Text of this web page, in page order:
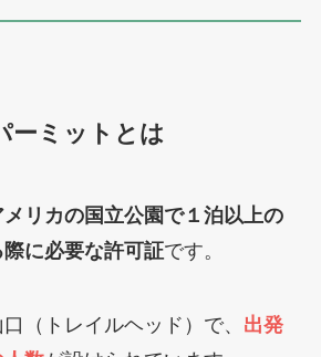
ーミットとは
メリカの国立公園で１泊以上の
に必要な許可証です。
（トレイルヘッド）で、 出発